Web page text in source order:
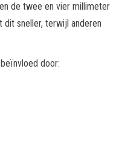
de twee en vier millimeter
dit sneller, terwijl anderen
door: